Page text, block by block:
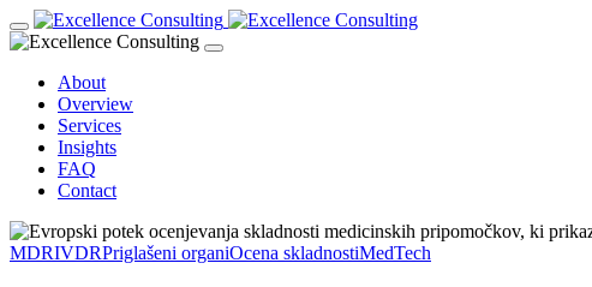
About
Overview
Services
Insights
FAQ
Contact
MDRIVDRPriglašeni organiOcena skladnostiMedTech